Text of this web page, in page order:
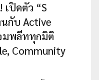
เปิดตัว “S
นกับ Active
มพลีททุกมิติ
Community